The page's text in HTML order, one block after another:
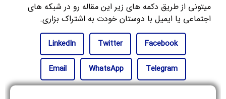
میتونی از طریق دکمه های زیر این مقاله رو در شبکه های
اجتماعی یا ایمیل با دوستان خودت به اشتراک بزاری.
Facebook
Twitter
LinkedIn
Telegram
WhatsApp
Email